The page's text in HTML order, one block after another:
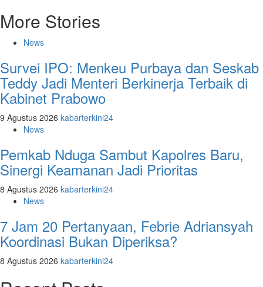
More Stories
News
Survei IPO: Menkeu Purbaya dan Seskab
Teddy Jadi Menteri Berkinerja Terbaik di
Kabinet Prabowo
9 Agustus 2026 kabarterkini24
News
Pemkab Nduga Sambut Kapolres Baru,
Sinergi Keamanan Jadi Prioritas
8 Agustus 2026 kabarterkini24
News
7 Jam 20 Pertanyaan, Febrie Adriansyah
Koordinasi Bukan Diperiksa?
8 Agustus 2026 kabarterkini24